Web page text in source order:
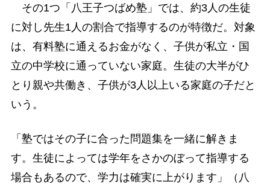
その1つ「八王子つばめ塾」では、約3人の生徒
に対し先生1人の割合で指導するのが特徴だ。対象
は、有料塾に通えるお金がなく、子供が私立・国
立の中学校に通っていない家庭。生徒の大半がひ
とり親や共働き、子供が3人以上いる家庭の子だと
いう。
「塾ではその子に合った問題集を一緒に解きま
す。生徒によっては学年をさかのぼって指導する
場合もあるので、学力は確実に上がります」（八